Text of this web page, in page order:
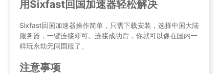
用Sixfast回国加速器轻松解决
Sixfast回国加速器操作简单，只需下载安装，选择中国大陆
服务器，一键连接即可。连接成功后，你就可以像在国内一
样玩永劫无间国服了。
注意事项